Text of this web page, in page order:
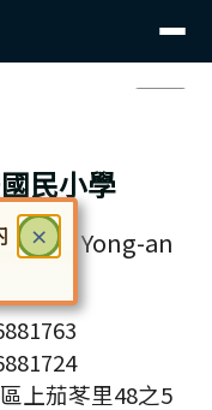
民小學
Yong-an
上茄苳里48之5
× 關閉
使用 Tab 鍵在